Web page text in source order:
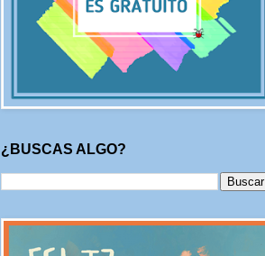
¿BUSCAS ALGO?